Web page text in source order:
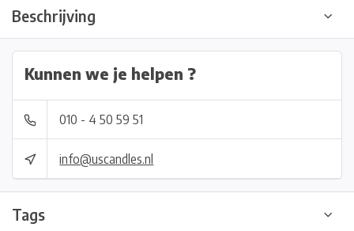
Beschrijving
Kunnen we je helpen ?
010 - 4 50 59 51
info@uscandles.nl
Tags